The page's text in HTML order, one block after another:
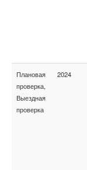
Плановая
проверка,
Выездная
проверка
2024